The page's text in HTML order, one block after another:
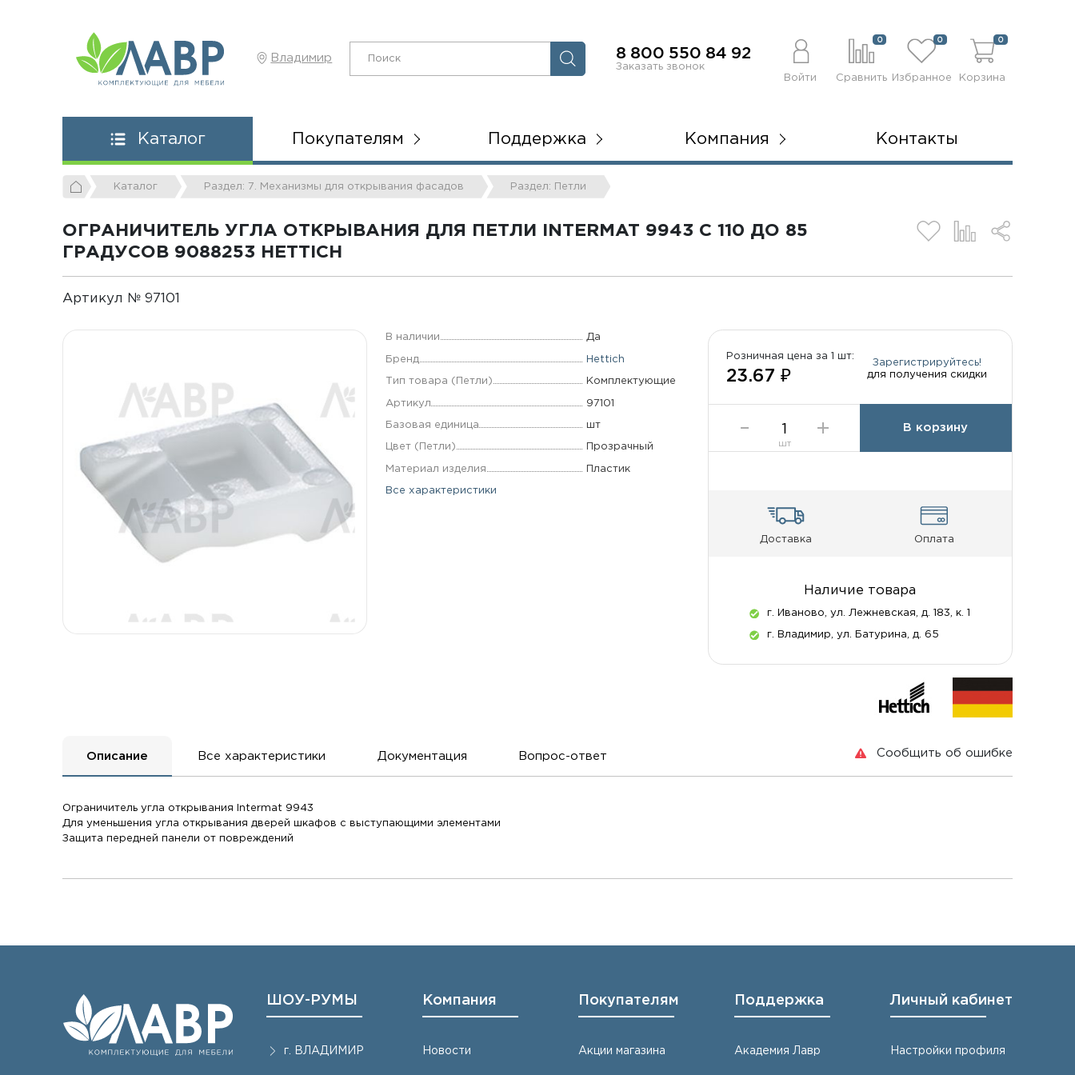
Владимир 8 800 550 84 92
Заказать звонок
Войти
0
Сравнить
0
Избранное
0
Корзина
Каталог Покупателям Поддержка Компания Контакты
Каталог Раздел: 7. Механизмы для открывания фасадов Раздел: Петли
ОГРАНИЧИТЕЛЬ УГЛА ОТКРЫВАНИЯ ДЛЯ ПЕТЛИ INTERMAT 9943 C 110 ДО 85
ГРАДУСОВ 9088253 HETTICH
Артикул № 97101
В наличии Да
Бренд Hettich
Тип товара (Петли) Комплектующие
Артикул 97101
Базовая единица шт
Цвет (Петли) Прозрачный
Материал изделия Пластик
Все характеристики
Розничная цена за 1 шт:
23.67 ₽
Зарегистрируйтесь!
для получения скидки
шт
В корзину
Доставка Оплата
Наличие товара
г. Иваново, ул. Лежневская, д. 183, к. 1
г. Владимир, ул. Батурина, д. 65
Сообщить об ошибке
Описание Все характеристики Документация Вопрос-ответ
Ограничитель угла открывания Intermat 9943
Для уменьшения угла открывания дверей шкафов с выступающими элементами
Защита передней панели от повреждений
ШОУ-РУМЫ
г. ВЛАДИМИР
Компания
Новости
Покупателям
Акции магазина
Поддержка
Академия Лавр
Личный кабинет
Настройки профиля